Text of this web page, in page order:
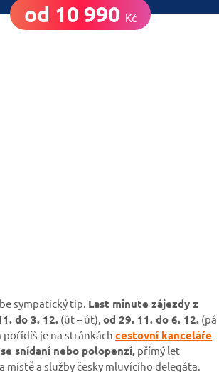
od 10 990 Kč
sympatický tip. Last minute zájezdy z
do 3. 12. (út – út), od 29. 11. do 6. 12. (pá
pořídíš je na stránkách cestovní kanceláře
snídaní nebo polopenzí, přímý let
a služby česky mluvícího delegáta.